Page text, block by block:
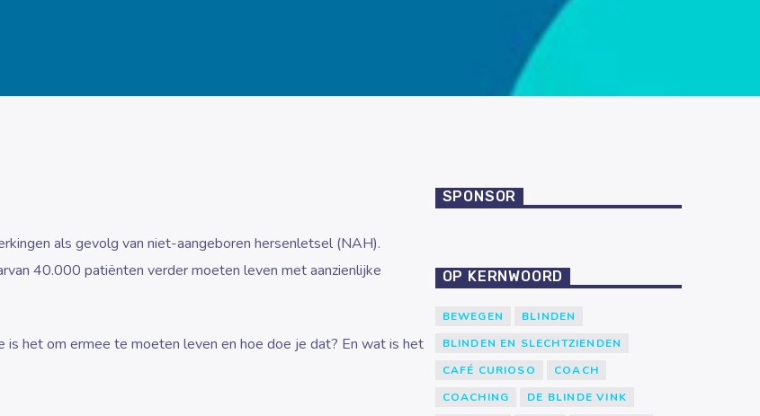
als gevolg van niet-aangeboren hersenletsel (NAH).
40.000 patiënten verder moeten leven met aanzienlijke
het om ermee te moeten leven en hoe doe je dat? En wat is het
SPONSOR
OP KERNWOORD
BEWEGEN
BLINDEN
BLINDEN EN SLECHTZIENDEN
CAFÉ CURIOSO
COACH
COACHING
DE BLINDE VINK